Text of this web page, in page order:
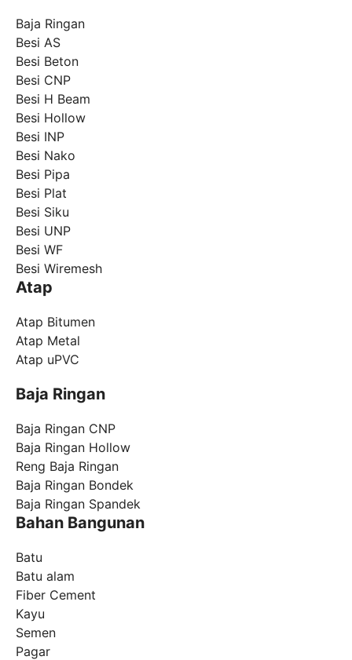
Baja Ringan
Besi AS
Besi Beton
Besi CNP
Besi H Beam
Besi Hollow
Besi INP
Besi Nako
Besi Pipa
Besi Plat
Besi Siku
Besi UNP
Besi WF
Besi Wiremesh
Atap
Atap Bitumen
Atap Metal
Atap uPVC
Baja Ringan
Baja Ringan CNP
Baja Ringan Hollow
Reng Baja Ringan
Baja Ringan Bondek
Baja Ringan Spandek
Bahan Bangunan
Batu
Batu alam
Fiber Cement
Kayu
Semen
Pagar